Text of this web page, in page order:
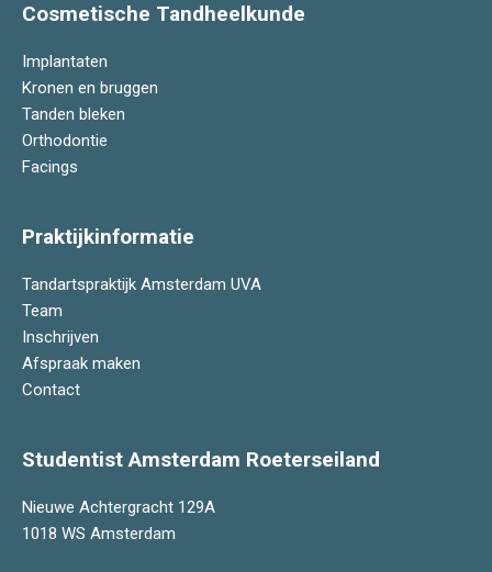
Cosmetische Tandheelkunde
Implantaten
Kronen en bruggen
Tanden bleken
Orthodontie
Facings
Praktijkinformatie
Tandartspraktijk Amsterdam UVA
Team
Inschrijven
Afspraak maken
Contact
Studentist Amsterdam Roeterseiland
Nieuwe Achtergracht 129A
1018 WS Amsterdam